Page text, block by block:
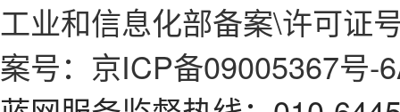
工业和信息化部备案\许可证
案号：京ICP备09005367号-